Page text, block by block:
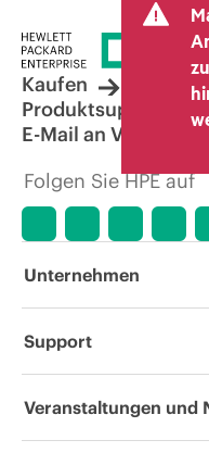
Kaufen
Produktsupport
E-Mail an Vertrieb
Folgen Sie HPE auf
Unternehmen
Support
Operational Support
Veranstaltungen und